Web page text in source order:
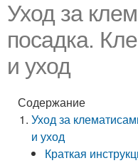
Уход за
посадка.
и уход
Содержание
Уход за
и уход
Краткая